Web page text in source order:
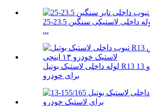
لوله داخلی لاستیکی سنگین 23.5-25 TRJ1175C
...
لوله داخلی لاستیک بوتیل R13 13 اینچی خودرو
برای خودرو